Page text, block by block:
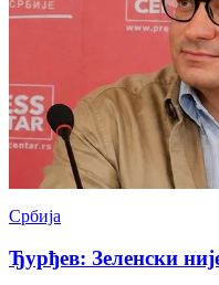
Србија
Ђурђев: Зеленски